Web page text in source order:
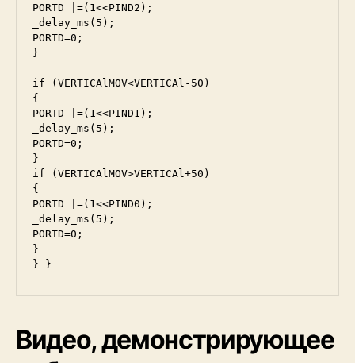
PORTD |=(1<<PIND2);
_delay_ms(5);
PORTD=0;
}
if (VERTICAlMOV<VERTICAl-50)
{
PORTD |=(1<<PIND1);
_delay_ms(5);
PORTD=0;
}
if (VERTICAlMOV>VERTICAl+50)
{
PORTD |=(1<<PIND0);
_delay_ms(5);
PORTD=0;
}
} }
Видео, демонстрирующее